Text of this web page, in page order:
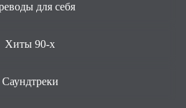
для себя
Хиты 90-х
Саундтреки